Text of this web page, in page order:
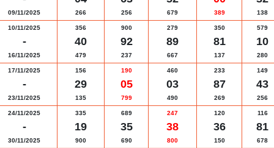
09/11/2025 266 256 679 389 138
10/11/2025
-
16/11/2025
356
40
479
900
92
237
279
89
667
350
81
137
579
10
280
17/11/2025
-
23/11/2025
156
29
135
190
05
799
460
03
490
233
87
269
149
43
256
24/11/2025
-
30/11/2025
335
19
900
689
35
690
247
38
800
120
36
150
116
81
678